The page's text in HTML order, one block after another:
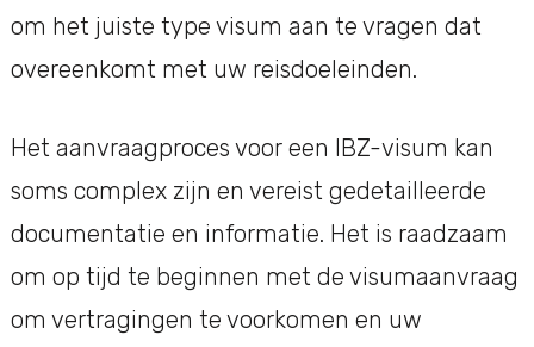
om het juiste type visum aan te vragen dat
overeenkomt met uw reisdoeleinden.
Het aanvraagproces voor een IBZ-visum kan
soms complex zijn en vereist gedetailleerde
documentatie en informatie. Het is raadzaam
om op tijd te beginnen met de visumaanvraag
om vertragingen te voorkomen en uw